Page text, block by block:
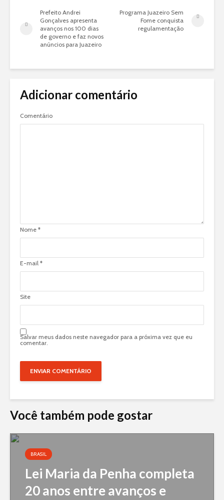
Prefeito Andrei
Gonçalves apresenta
avanços nos 100 dias
de governo e faz novos
anúncios para Juazeiro
Programa Juazeiro Sem
Fome conquista
regulamentação
Adicionar comentário
Comentário
Nome *
E-mail *
Site
Salvar meus dados neste navegador para a próxima vez que eu
comentar.
Você também pode gostar
BRASIL
Lei Maria da Penha completa
20 anos entre avanços e